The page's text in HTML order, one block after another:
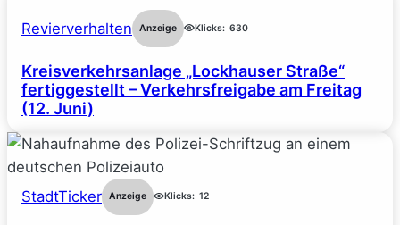
Revierverhalten Anzeige Klicks: 630
Kreisverkehrsanlage „Lockhauser Straße“
fertiggestellt – Verkehrsfreigabe am Freitag
(12. Juni)
StadtTicker Anzeige Klicks: 12